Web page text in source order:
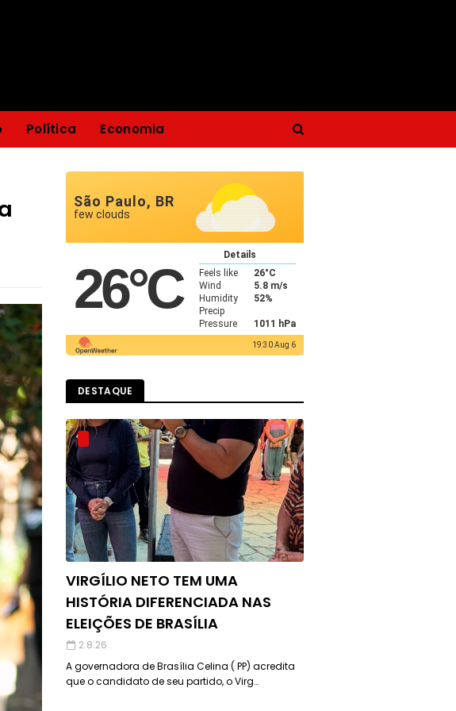
Política Economia
São Paulo, BR
few clouds
26°C
Details
Feels like
26°C
Wind
5.8 m/s
Humidity
52%
Precip
Pressure
1011 hPa
19:30 Aug 6
DESTAQUE
VIRGÍLIO NETO TEM UMA
HISTÓRIA DIFERENCIADA NAS
ELEIÇÕES DE BRASÍLIA
2.8.26
A governadora de Brasília Celina ( PP) acredita
que o candidato de seu partido, o Virg…